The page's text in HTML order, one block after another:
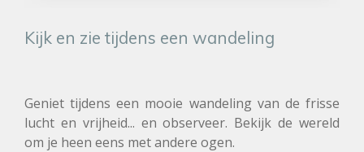
Kijk en zie tijdens een wandeling
Geniet tijdens een mooie wandeling van de frisse
lucht en vrijheid... en observeer. Bekijk de wereld
om je heen eens met andere ogen.